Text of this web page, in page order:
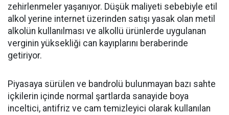
zehirlenmeler yaşanıyor. Düşük maliyeti sebebiyle etil
alkol yerine internet üzerinden satışı yasak olan metil
alkolün kullanılması ve alkollü ürünlerde uygulanan
verginin yüksekliği can kayıplarını beraberinde
getiriyor.
Piyasaya sürülen ve bandrolü bulunmayan bazı sahte
içkilerin içinde normal şartlarda sanayide boya
inceltici, antifriz ve cam temizleyici olarak kullanılan